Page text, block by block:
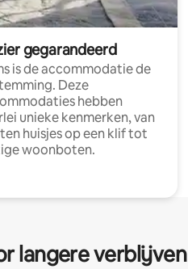
gegarandeerd
is de accommodatie de
Deze
hebben
unieke kenmerken, van
huisjes op een klif tot
woonboten.
langere verblijven